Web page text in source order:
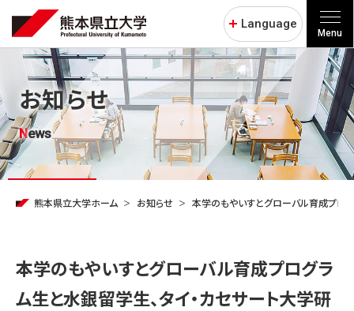
Language
Menu
お知らせ
News
熊本県立大学ホーム お知らせ 本学のもやいすとグローバル育成プロ
本学のもやいすとグローバル育成プログラ
ム生と水銀留学生、タイ・カセサート大学研